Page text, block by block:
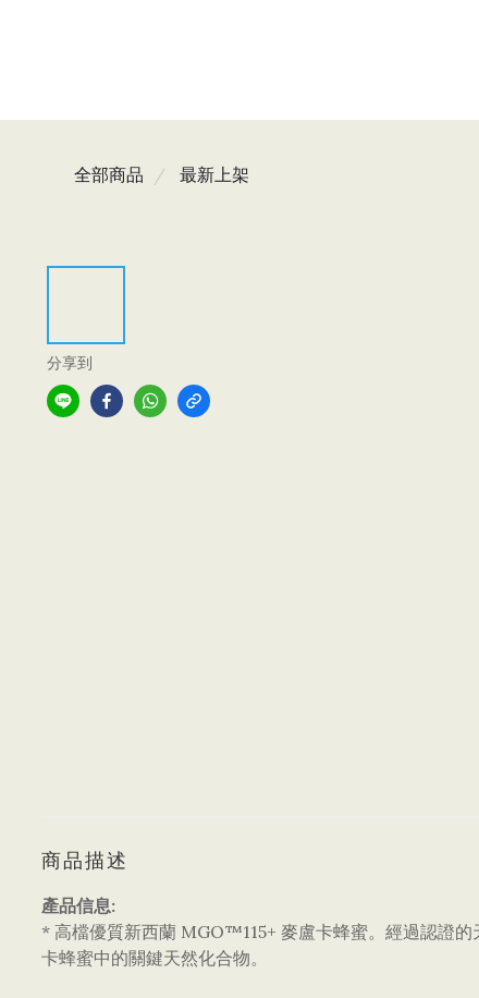
全部商品 最新上架
分享到
商品描述
產品信息:
* 高檔優質新西蘭 MGO™115+ 麥盧卡蜂蜜。經過認證
卡蜂蜜中的關鍵天然化合物。